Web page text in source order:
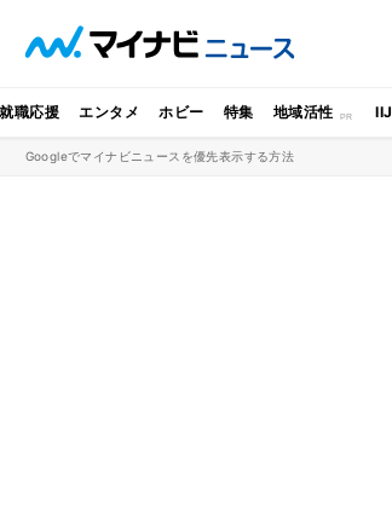
就職応援 エンタメ ホビー 特集 地域活性 IIJ
Googleでマイナビニュースを優先表示する方法